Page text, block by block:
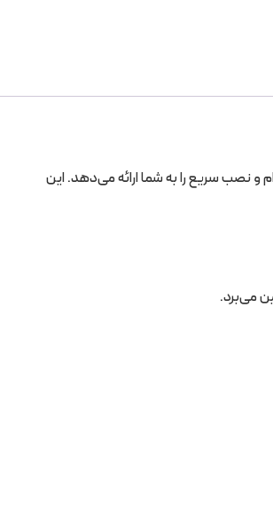
200 انتخابی برتر است که ترکیبی از کیفیت، دوام و نصب سریع را به شما ارائه می‌دهد. این
می‌برد.